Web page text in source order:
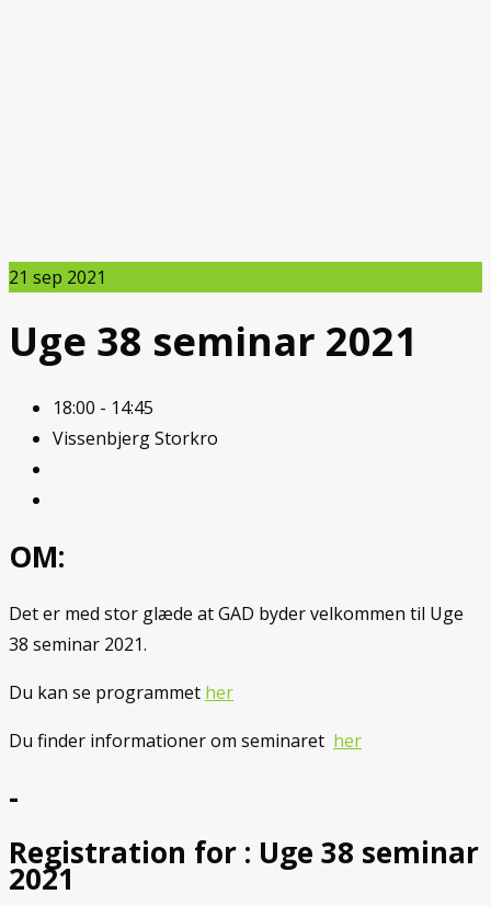
21 sep 2021
Uge 38 seminar 2021
18:00 - 14:45
Vissenbjerg Storkro
OM:
Det er med stor glæde at GAD byder velkommen til Uge
38 seminar 2021.
Du kan se programmet her
Du finder informationer om seminaret her
-
Registration for : Uge 38 seminar
2021